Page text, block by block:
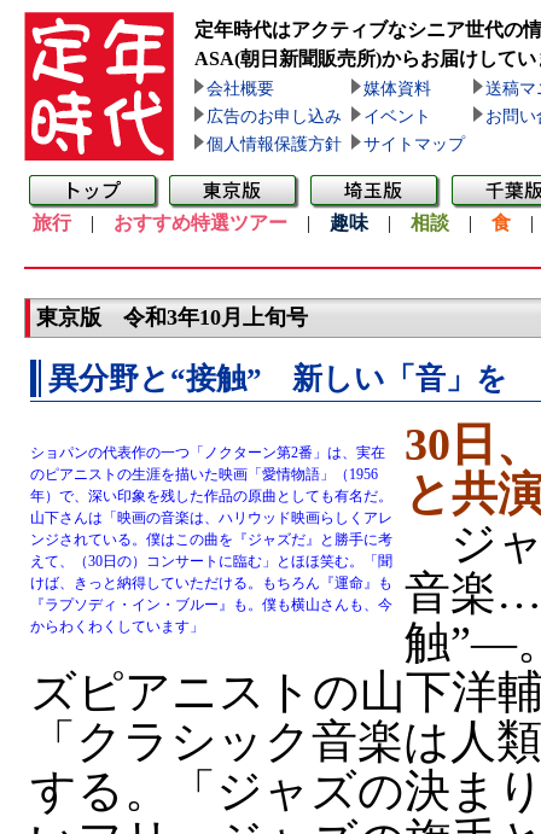
定年時代はアクティブなシニア世代の
ASA(朝日新聞販売所)からお届けしてい
会社概要 媒体資料
送稿マ
広告のお申し込み
イベント
お問い
個人情報保護方針
サイトマップ
旅行| おすすめ特選ツアー | 趣味 | 相談 | 食
東京版 令和3年10月上旬号
異分野と“接触” 新しい「音」を
ショパンの代表作の一つ「ノクターン第2番」は、実在
のピアニストの生涯を描いた映画「愛情物語」（1956
年）で、深い印象を残した作品の原曲としても有名だ。
山下さんは「映画の音楽は、ハリウッド映画らしくアレ
ンジされている。僕はこの曲を『ジャズだ』と勝手に考
えて、（30日の）コンサートに臨む」とほほ笑む。「聞
けば、きっと納得していただける。もちろん『運命』も
『ラプソディ・イン・ブルー』も。僕も横山さんも、今
からわくわくしています」
30日
と共
ジャ
音楽…
触”—
ズピアニストの山下洋
「クラシック音楽は人
する。「ジャズの決ま